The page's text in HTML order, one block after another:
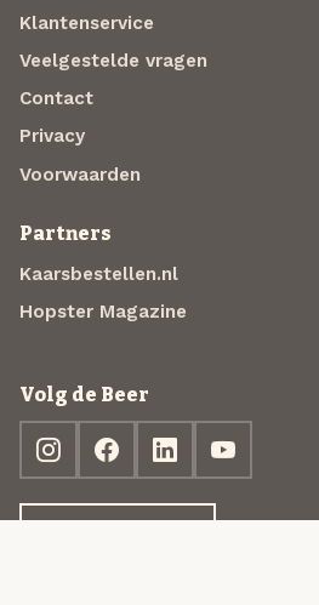
Klantenservice
Veelgestelde vragen
Contact
Privacy
Voorwaarden
Partners
Kaarsbestellen.nl
Hopster Magazine
Volg de Beer